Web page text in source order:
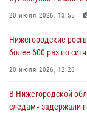
20 июля 2026, 13:55
Нижегородские
более 600 раз по
20 июля 2026, 12:26
В Нижегородской
следам» задержали